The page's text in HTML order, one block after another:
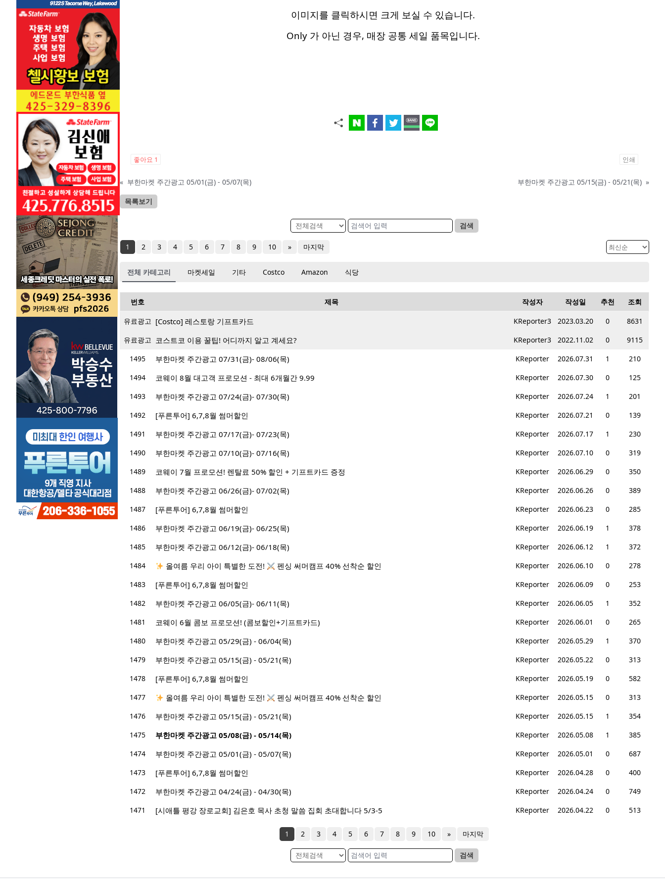
이미지를 클릭하시면 크게 보실 수 있습니다.
Only 가 아닌 경우, 매장 공통 세일 품목입니다.
좋아요 1 인쇄
« 부한마켓 주간광고 05/01(금) - 05/07(목) 부한마켓 주간광고 05/15(금) - 05/21(목) »
목록보기
검색
1 2 3 4 5 6 7 8 9 10 » 마지막
전체 카테고리 마켓세일 기타 Costco Amazon 식당
번호 제목 작성자 작성일 추천 조회
유료광고 [Costco] 레스토랑 기프트카드 KReporter3 2023.03.20 0
8631
유료광고 코스트코 이용 꿀팁! 어디까지 알고 계세요? KReporter3 2022.11.02 0
9115
1495
부한마켓 주간광고 07/31(금)- 08/06(목) KReporter 2026.07.31 1
210
1494
코웨이 8월 대고객 프로모션 - 최대 6개월간 9.99 KReporter 2026.07.30 0
125
1493
부한마켓 주간광고 07/24(금)- 07/30(목) KReporter 2026.07.24 1
201
1492
[푸른투어] 6,7,8월 썸머할인 KReporter 2026.07.21 0
139
1491
부한마켓 주간광고 07/17(금)- 07/23(목) KReporter 2026.07.17 1
230
1490
부한마켓 주간광고 07/10(금)- 07/16(목) KReporter 2026.07.10 0
319
1489
코웨이 7월 프로모션! 렌탈료 50% 할인 + 기프트카드 증정 KReporter 2026.06.29 0
350
1488
부한마켓 주간광고 06/26(금)- 07/02(목) KReporter 2026.06.26 0
389
1487
[푸른투어] 6,7,8월 썸머할인 KReporter 2026.06.23 0
285
1486
부한마켓 주간광고 06/19(금)- 06/25(목) KReporter 2026.06.19 1
378
1485
부한마켓 주간광고 06/12(금)- 06/18(목) KReporter 2026.06.12 1
372
1484
올여름 우리 아이 특별한 도전! 펜싱 써머캠프 40% 선착순 할인 KReporter 2026.06.10 0
278
1483
[푸른투어] 6,7,8월 썸머할인 KReporter 2026.06.09 0
253
1482
부한마켓 주간광고 06/05(금)- 06/11(목) KReporter 2026.06.05 1
352
1481
코웨이 6월 콤보 프로모션! (콤보할인+기프트카드) KReporter 2026.06.01 0
265
1480
부한마켓 주간광고 05/29(금) - 06/04(목) KReporter 2026.05.29 1
370
1479
부한마켓 주간광고 05/15(금) - 05/21(목) KReporter 2026.05.22 0
313
1478
[푸른투어] 6,7,8월 썸머할인 KReporter 2026.05.19 0
582
1477
올여름 우리 아이 특별한 도전! 펜싱 써머캠프 40% 선착순 할인 KReporter 2026.05.15 0
313
1476
부한마켓 주간광고 05/15(금) - 05/21(목) KReporter 2026.05.15 1
354
1475
부한마켓 주간광고 05/08(금) - 05/14(목) KReporter 2026.05.08 1
385
1474
부한마켓 주간광고 05/01(금) - 05/07(목) KReporter 2026.05.01 0
687
1473
[푸른투어] 6,7,8월 썸머할인 KReporter 2026.04.28 0
400
1472
부한마켓 주간광고 04/24(금) - 04/30(목) KReporter 2026.04.24 0
749
1471
[시애틀 평강 장로교회] 김은호 목사 초청 말씀 집회 초대합니다 5/3-5 KReporter 2026.04.22 0 513
1 2 3 4 5 6 7 8 9 10 » 마지막
검색